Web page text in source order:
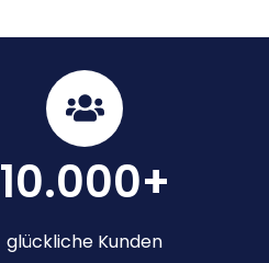
10.000+
glückliche Kunden